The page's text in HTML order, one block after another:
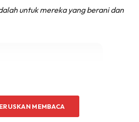
untuk mereka yang berani dan
AdsMEMBACA